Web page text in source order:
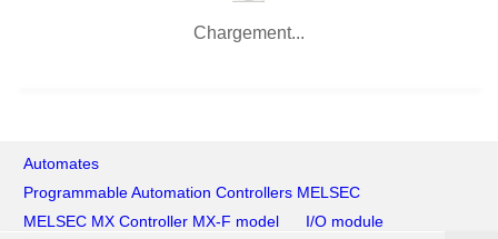
Chargement...
Automates
Programmable Automation Controllers MELSEC
MELSEC MX Controller MX-F model
I/O module